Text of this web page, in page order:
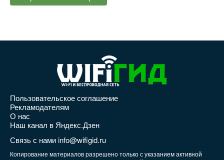
Пользовательское соглашение
Рекламодателям
О нас
Наш канал в Яндекс.Дзен
Связь с нами info@wifigid.ru
Копирование материалов разрешено только с указанием активной